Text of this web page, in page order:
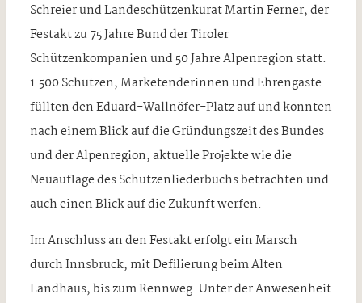
Schreier und Landeschützenkurat Martin Ferner, der
Festakt zu 75 Jahre Bund der Tiroler
Schützenkompanien und 50 Jahre Alpenregion statt.
1.500 Schützen, Marketenderinnen und Ehrengäste
füllten den Eduard-Wallnöfer-Platz auf und konnten
nach einem Blick auf die Gründungszeit des Bundes
und der Alpenregion, aktuelle Projekte wie die
Neuauflage des Schützenliederbuchs betrachten und
auch einen Blick auf die Zukunft werfen.
Im Anschluss an den Festakt erfolgt ein Marsch
durch Innsbruck, mit Defilierung beim Alten
Landhaus, bis zum Rennweg. Unter der Anwesenheit